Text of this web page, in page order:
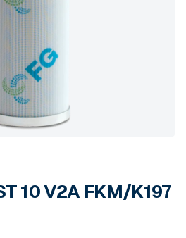
10 V2A FKM/K197